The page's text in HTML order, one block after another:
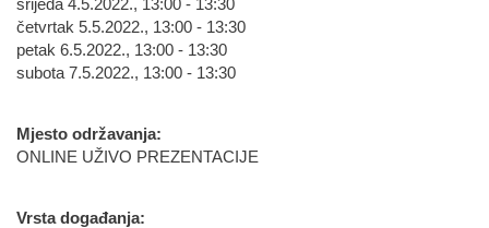
srijeda 4.5.2022., 13:00 - 13:30
četvrtak 5.5.2022., 13:00 - 13:30
petak 6.5.2022., 13:00 - 13:30
subota 7.5.2022., 13:00 - 13:30
Mjesto održavanja:
ONLINE UŽIVO PREZENTACIJE
Vrsta događanja: